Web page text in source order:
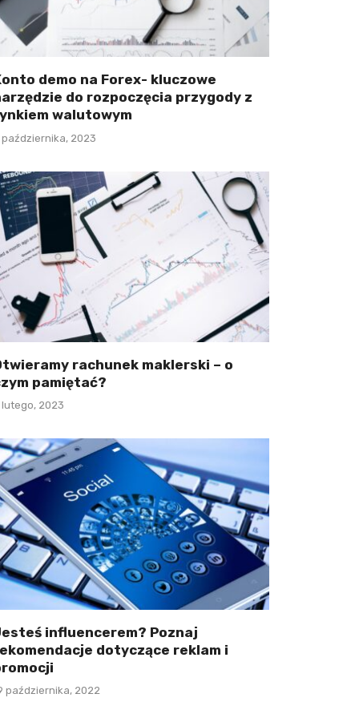
demo na Forex- kluczowe
do rozpoczęcia przygody z
walutowym
października, 2023
rachunek maklerski – o
pamiętać?
lutego, 2023
influencerem? Poznaj
dotyczące reklam i
października, 2022